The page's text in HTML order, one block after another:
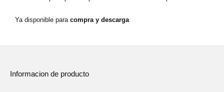
Ya disponible para compra y descarga
Informacion de producto